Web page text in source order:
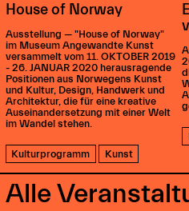
House of Norway
Ausstellung — "House of Norway"
im Museum Angewandte Kunst
versammelt vom 11. OKTOBER 2019
- 26. JANUAR 2020 herausragende
Positionen aus Norwegens Kunst
und Kultur, Design, Handwerk und
Architektur, die für eine kreative
Auseinandersetzung mit einer Welt
im Wandel stehen.
Kulturprogramm Kunst
Alle